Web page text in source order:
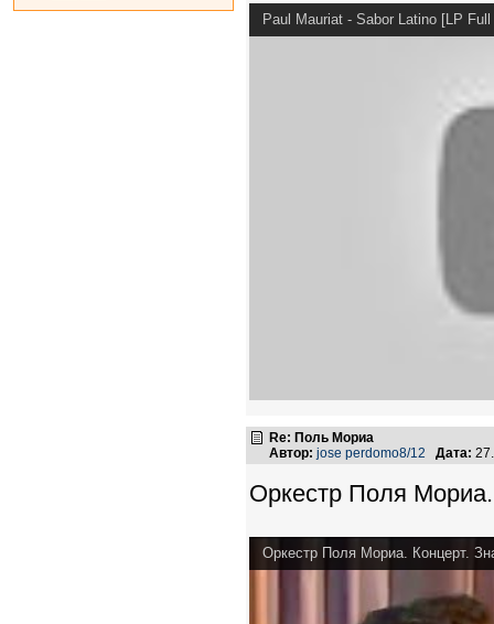
Paul Mauriat - Sabor Latino [LP
Re: Поль Мориа
Автор: jose perdomo8/12 Дата:
Оркестр Поля
Оркестр Поля Мориа. Концерт.